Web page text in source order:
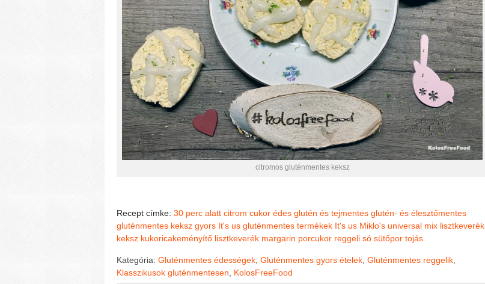
citromos gluténmentes keksz
Recept címke: 30 perc alatt citrom cukor édes glutén és tejmentes glutén- és élesztőmentes
gluténmentes keksz gyors It's us gluténmentes termékek It's us Miklo's universal mix lisztkeverék
keksz kukoricakeményítő lisztkeverék margarin porcukor reggeli só sütőpor tojás
Kategória: Gluténmentes édességek Gluténmentes gyors ételek Gluténmentes reggelik
Klasszikusok gluténmentesen
KolosFreeFood